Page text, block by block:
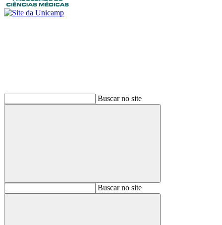
Buscar no site
BuscarBuscar no site